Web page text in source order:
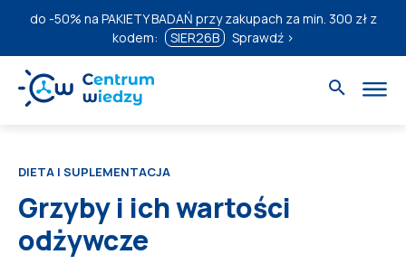
do -50% na PAKIETY BADAŃ przy zakupach za min. 300 zł z
kodem:
SIER26B Sprawdź ›
DIETA I SUPLEMENTACJA
Grzyby i ich wartości
odżywcze